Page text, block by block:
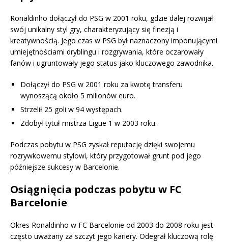
Ronaldinho dołączył do PSG w 2001 roku, gdzie dalej rozwijał
swój unikalny styl gry, charakteryzujący się finezją i
kreatywnością. Jego czas w PSG był naznaczony imponującymi
umiejętnościami dryblingu i rozgrywania, które oczarowały
fanów i ugruntowały jego status jako kluczowego zawodnika.
Dołączył do PSG w 2001 roku za kwotę transferu
wynoszącą około 5 milionów euro.
Strzelił 25 goli w 94 występach.
Zdobył tytuł mistrza Ligue 1 w 2003 roku.
Podczas pobytu w PSG zyskał reputację dzięki swojemu
rozrywkowemu stylowi, który przygotował grunt pod jego
późniejsze sukcesy w Barcelonie.
Osiągnięcia podczas pobytu w FC
Barcelonie
Okres Ronaldinho w FC Barcelonie od 2003 do 2008 roku jest
często uważany za szczyt jego kariery. Odegrał kluczową rolę